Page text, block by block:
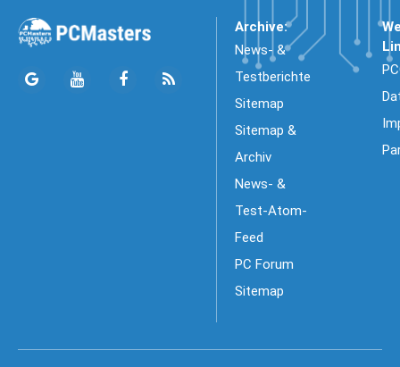
Archive:
News- &
Testberichte
Sitemap
Sitemap &
Archiv
News- &
Test-Atom-
Feed
PC Forum
Sitemap